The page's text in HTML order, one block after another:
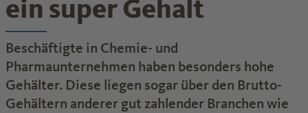
ein super Gehalt
Beschäftigte in Chemie- und
Pharmaunternehmen haben besonders hohe
Gehälter. Diese liegen sogar über den Brutto-
Gehältern anderer gut zahlender Branchen wie